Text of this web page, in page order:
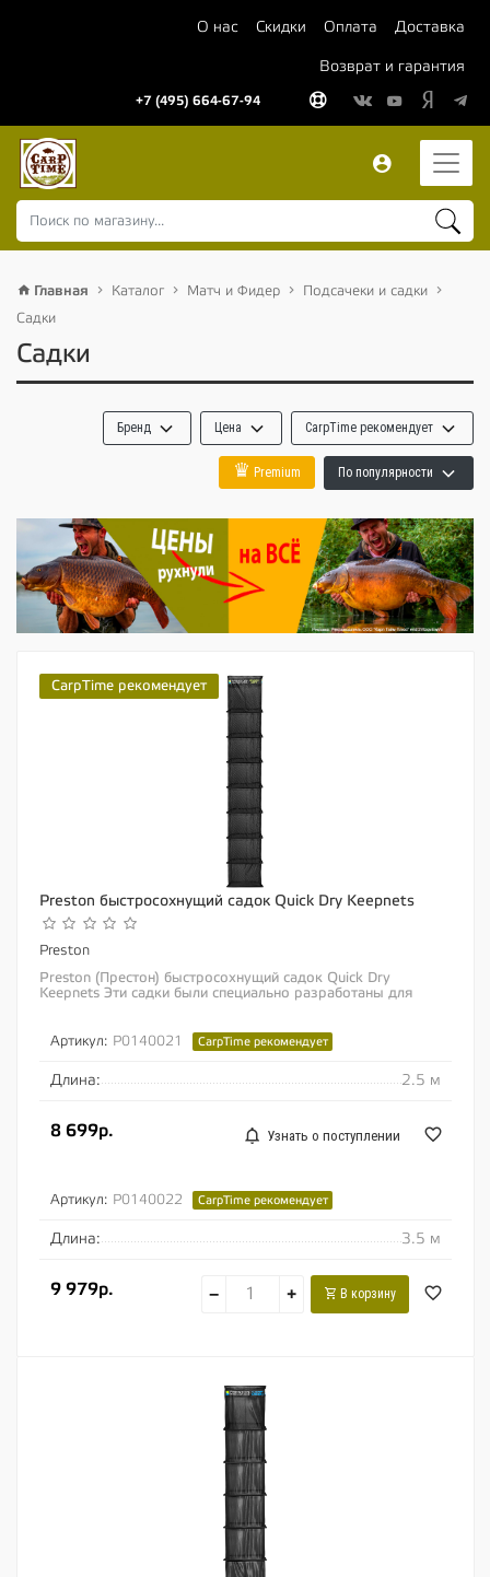
О нас Скидки Оплата Доставка
Возврат и гарантия
+7 (495) 664-67-94
Главная Каталог Матч и Фидер
Подсачеки и садки
Садки
Садки
Бренд Цена CarpTime рекомендует
♛ Premium По популярности
CarpTime рекомендует
Preston быстросохнущий садок Quick Dry Keepnets
Preston
Preston (Престон) быстросохнущий садок Quick Dry
Keepnets Эти садки были специально разработаны для
Артикул: P0140021 CarpTime рекомендует
Длина: 2.5 м
8 699р. Узнать о поступлении
Артикул: P0140022 CarpTime рекомендует
Длина: 3.5 м
9 979р. − + В корзину